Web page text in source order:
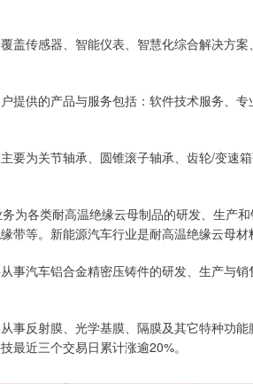
盖传感器、智能仪表、智慧化综合解决方案
提供的产品与服务包括：软件技术服务、
为关节轴承、圆锥滚子轴承、齿轮/变速箱
为各类耐高温绝缘云母制品的研发、生产
等。新能源汽车行业是耐高温绝缘云母材
事汽车铝合金精密压铸件的研发、生产与
事反射膜、光学基膜、隔膜及其它特种功
最近三个交易日累计涨逾20%。